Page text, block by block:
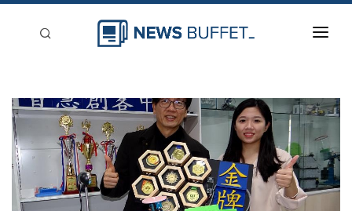
新聞稿分類
登入
刊登